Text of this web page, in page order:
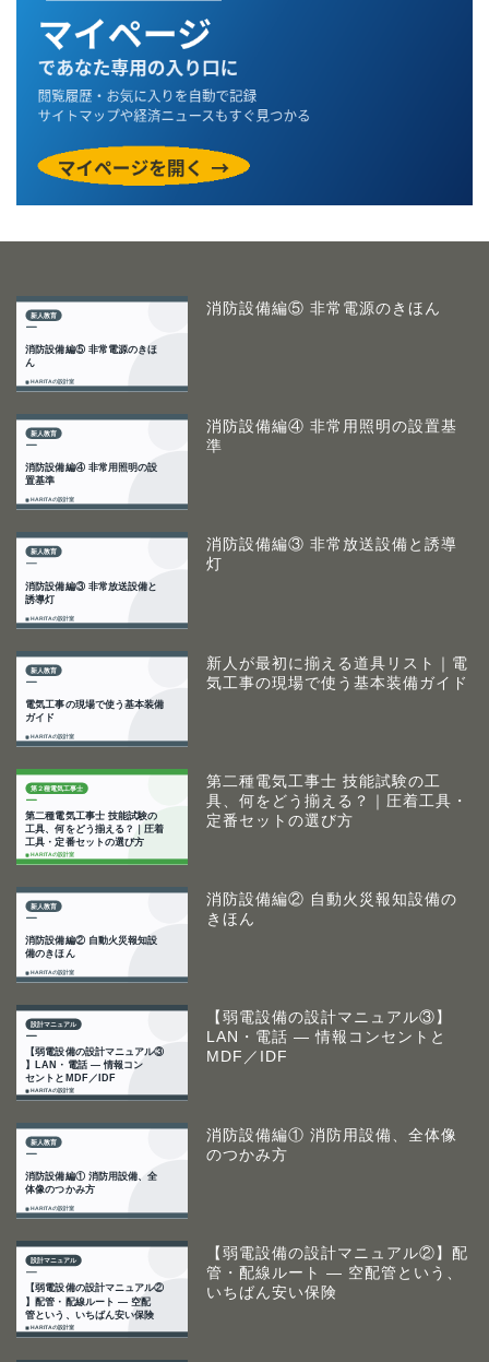
消防設備編⑤ 非常電源のきほん
消防設備編④ 非常用照明の設置基
準
消防設備編③ 非常放送設備と誘導
灯
新人が最初に揃える道具リスト｜電
気工事の現場で使う基本装備ガイド
第二種電気工事士 技能試験の工
具、何をどう揃える？｜圧着工具・
定番セットの選び方
消防設備編② 自動火災報知設備の
きほん
【弱電設備の設計マニュアル③】
LAN・電話 ― 情報コンセントと
MDF／IDF
消防設備編① 消防用設備、全体像
のつかみ方
【弱電設備の設計マニュアル②】配
管・配線ルート ― 空配管という、
いちばん安い保険